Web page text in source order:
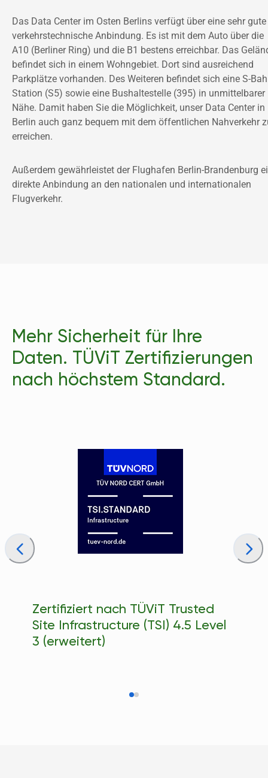
Das Data Center im Osten Berlins verfügt über eine sehr gute
verkehrstechnische Anbindung. Es ist mit dem Auto über die
A10 (Berliner Ring) und die B1 bestens erreichbar. Das
befindet sich in einem Wohngebiet. Dort sind ausreichend
Parkplätze vorhanden. Des Weiteren befindet sich eine S-
Station (S5) sowie eine Bushaltestelle (395) in unmittelbarer
Nähe. Damit haben Sie die Möglichkeit, unser Data Center in
Berlin auch ganz bequem mit dem öffentlichen Nahverkehr
erreichen.
Außerdem gewährleistet der Flughafen Berlin-Brandenburg
direkte Anbindung an den nationalen und internationalen
Flugverkehr.
Mehr Sicherheit für Ihre
Daten. TÜViT Zertifizierungen
nach höchstem Standard.
Zertifiziert nach TÜViT Trusted
Site Infrastructure (TSI) 4.5 Level
3 (erweitert)